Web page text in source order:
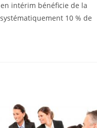
intérim bénéficie de la
10 % de